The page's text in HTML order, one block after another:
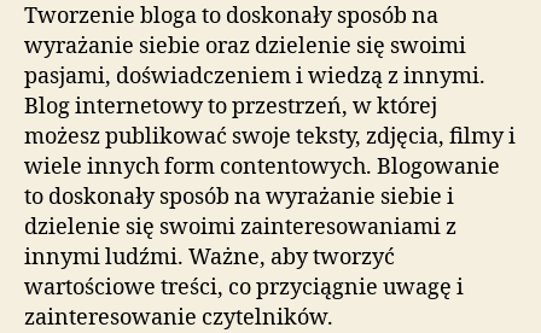
Tworzenie bloga to doskonały sposób na
wyrażanie siebie oraz dzielenie się swoimi
pasjami, doświadczeniem i wiedzą z innymi.
Blog internetowy to przestrzeń, w której
możesz publikować swoje teksty, zdjęcia, filmy i
wiele innych form contentowych. Blogowanie
to doskonały sposób na wyrażanie siebie i
dzielenie się swoimi zainteresowaniami z
innymi ludźmi. Ważne, aby tworzyć
wartościowe treści, co przyciągnie uwagę i
zainteresowanie czytelników.